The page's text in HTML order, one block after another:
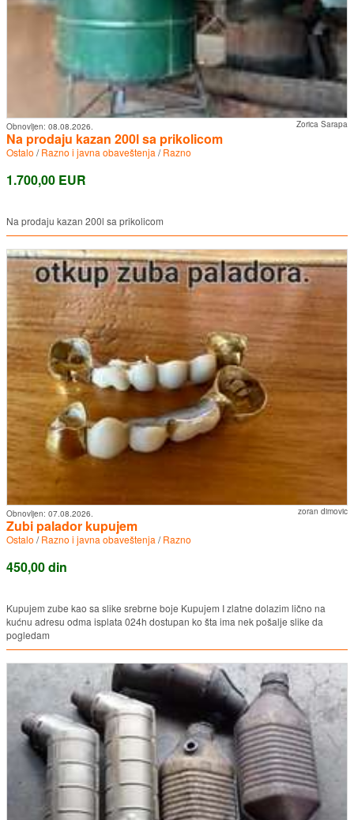
Zorica Sarapa
Obnovljen: 08.08.2026.
Na prodaju kazan 200l sa prikolicom
Ostalo /Razno i javna obaveštenja /Razno
1.700,00 EUR
Na prodaju kazan 200l sa prikolicom
zoran dimovic
Obnovljen: 07.08.2026.
Zubi palador kupujem
Ostalo /Razno i javna obaveštenja /Razno
450,00 din
Kupujem zube kao sa slike srebrne boje Kupujem I zlatne dolazim lično na
kućnu adresu odma isplata 024h dostupan ko šta ima nek pošalje slike da
pogledam